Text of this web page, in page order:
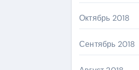
Октябрь 2018
Сентябрь 2018